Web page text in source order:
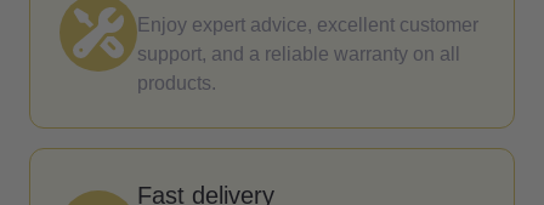
Enjoy expert advice, excellent customer
support, and a reliable warranty on all
products.
Fast delivery